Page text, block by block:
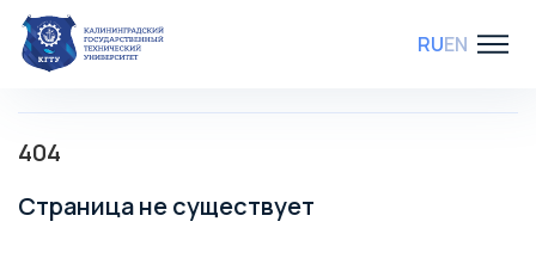
RUEN
404
Страница не существует